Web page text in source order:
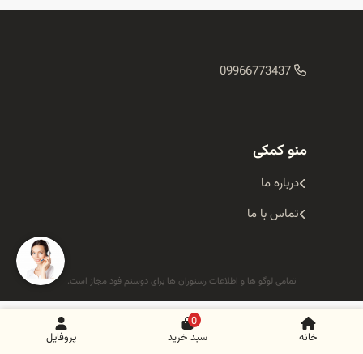
خانه
0
سبد خرید
پروفایل
منو کمکی
درباره ما
تماس با ما
تمامی لوگو ها و اطلاعات رستوران ها برای دوستم فود مجاز است.